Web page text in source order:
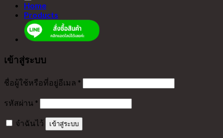
Home
Products
เข้าสู่ระบบ
ชื่อผู้ใช้หรือที่อยู่อีเมล *
รหัสผ่าน *
จำฉันไว้ เข้าสู่ระบบ